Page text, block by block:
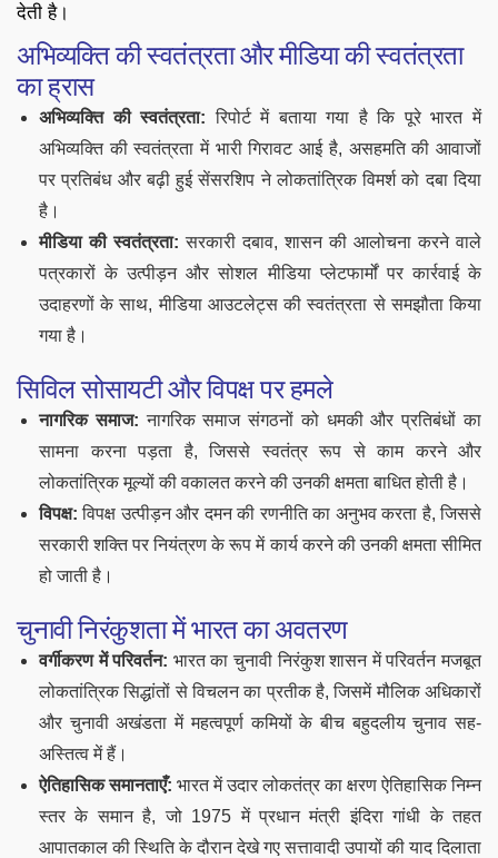
देती है।
अभिव्यक्ति की स्वतंत्रता और मीडिया की स्वतंत्रता
का ह्रास
अभिव्यक्ति की स्वतंत्रता: रिपोर्ट में बताया गया है कि पूरे भारत में
अभिव्यक्ति की स्वतंत्रता में भारी गिरावट आई है, असहमति की आवाजों
पर प्रतिबंध और बढ़ी हुई सेंसरशिप ने लोकतांत्रिक विमर्श को दबा दिया
है।
मीडिया की स्वतंत्रता: सरकारी दबाव, शासन की आलोचना करने वाले
पत्रकारों के उत्पीड़न और सोशल मीडिया प्लेटफार्मों पर कार्रवाई के
उदाहरणों के साथ, मीडिया आउटलेट्स की स्वतंत्रता से समझौता किया
गया है।
सिविल सोसायटी और विपक्ष पर हमले
नागरिक समाज: नागरिक समाज संगठनों को धमकी और प्रतिबंधों का
सामना करना पड़ता है, जिससे स्वतंत्र रूप से काम करने और
लोकतांत्रिक मूल्यों की वकालत करने की उनकी क्षमता बाधित होती है।
विपक्ष: विपक्ष उत्पीड़न और दमन की रणनीति का अनुभव करता है, जिससे
सरकारी शक्ति पर नियंत्रण के रूप में कार्य करने की उनकी क्षमता सीमित
हो जाती है।
चुनावी निरंकुशता में भारत का अवतरण
वर्गीकरण में परिवर्तन: भारत का चुनावी निरंकुश शासन में परिवर्तन मजबूत
लोकतांत्रिक सिद्धांतों से विचलन का प्रतीक है, जिसमें मौलिक अधिकारों
और चुनावी अखंडता में महत्वपूर्ण कमियों के बीच बहुदलीय चुनाव सह-
अस्तित्व में हैं।
ऐतिहासिक समानताएँ: भारत में उदार लोकतंत्र का क्षरण ऐतिहासिक निम्न
स्तर के समान है, जो 1975 में प्रधान मंत्री इंदिरा गांधी के तहत
आपातकाल की स्थिति के दौरान देखे गए सत्तावादी उपायों की याद दिलाता